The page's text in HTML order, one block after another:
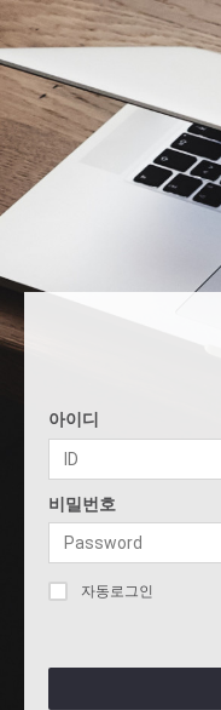
아이디
비밀번호
자동로그인